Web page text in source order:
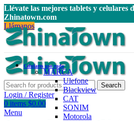
Llévate las mejores tablets y celulares
Zhinatown.com
Llámanos
Search
Login / Register
0 items $0.00
Menu
Celulares uso rudo
MARCA
Ulefone
Blackview
CAT
SONIM
Motorola